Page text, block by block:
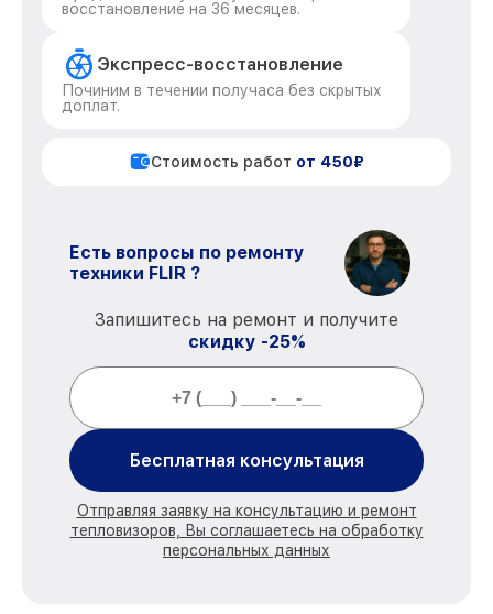
восстановление на 36 месяцев.
Экспресс-восстановление
Починим в течении получаса без скрытых
доплат.
Стоимость работ от 450₽
Есть вопросы по ремонту
техники FLIR ?
Запишитесь на ремонт и получите
скидку -25%
Бесплатная консультация
Отправляя заявку на консультацию и ремонт
тепловизоров, Вы соглашаетесь на обработку
персональных данных